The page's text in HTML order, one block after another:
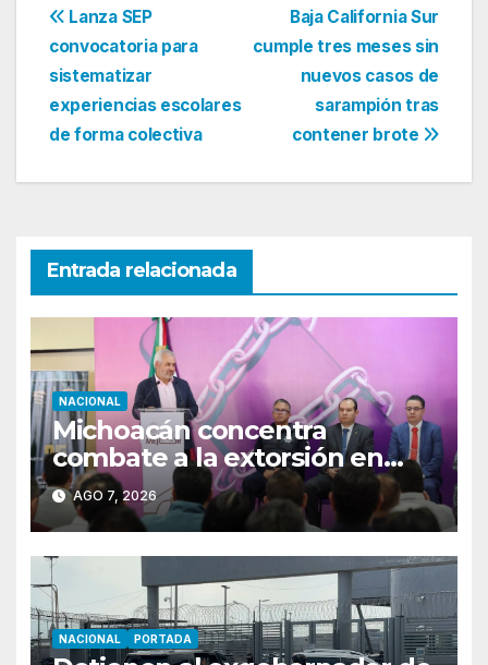
Navegación
de
entradas
Baja California Sur
cumple tres meses sin
nuevos casos de
sarampión tras
contener brote
Lanza SEP
convocatoria para
sistematizar
experiencias escolares
de forma colectiva
Entrada relacionada
NACIONAL
Michoacán concentra
combate a la extorsión en
Uruapan, Apatzingán y Tierra
Caliente
AGO 7, 2026
NACIONAL PORTADA